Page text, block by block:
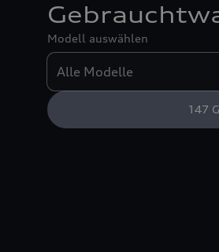
Modell auswählen
147